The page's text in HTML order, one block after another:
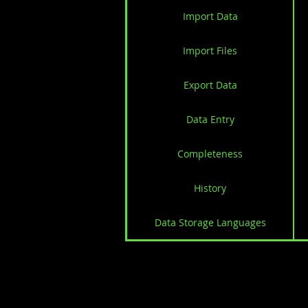
Import Data
Import Files
Export Data
Data Entry
Completeness
History
Data Storage Languages